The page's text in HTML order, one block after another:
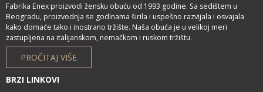
Fabrika Enex proizvodi žensku obuću od 1993 godine. Sa sedištem u
Beogradu, proizvodnja se godinama širila i uspešno razvijala i osvajala
kako domaće tako i inostrano tržište. Naša obuća je u velikoj meri
zastupljena na italijanskom, nemačkom i ruskom tržištu.
PROČITAJ VIŠE
BRZI LINKOVI